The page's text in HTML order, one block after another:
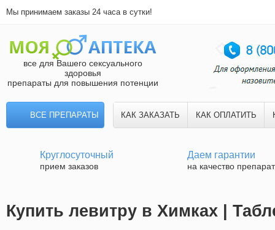
Мы принимаем заказы 24 часа в сутки!
все для Вашего сексуального
здоровья
препараты для повышения потенции
ВСЕ ПРЕПАРАТЫ КАК ЗАКАЗАТЬ КАК ОПЛАТИТЬ
Круглосуточный
прием заказов
Даем гарантии
на качество
Купить левитру в Химках |